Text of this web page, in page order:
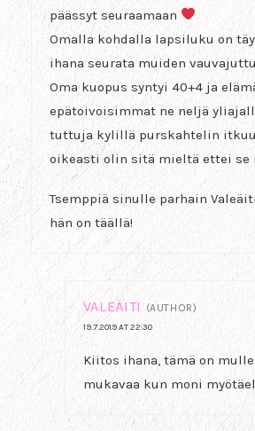
päässyt seuraamaan
Omalla kohdalla lapsiluku on
ihana seurata muiden
Oma kuopus syntyi 40+4 ja
epätoivoisimmat ne neljä
tuttuja kylillä purskahtelin
oikeasti olin sitä mieltä ettei se
Tsemppiä sinulle parhain
hän on täällä!
VALEÄITI (AUTHOR)
19.7.2019 AT 22:30
Kiitos ihana, tämä on
mukavaa kun moni